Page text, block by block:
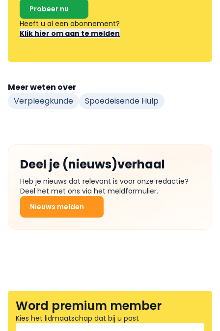
Probeer nu
Heeft u al een abonnement?
Klik hier om aan te melden
Meer weten over
Verpleegkunde
Spoedeisende Hulp
Deel je (nieuws)verhaal
Heb je nieuws dat relevant is voor onze redactie?
Deel het met ons via het meldformulier.
Nieuws melden
Word premium member
Kies het lidmaatschap dat bij u past